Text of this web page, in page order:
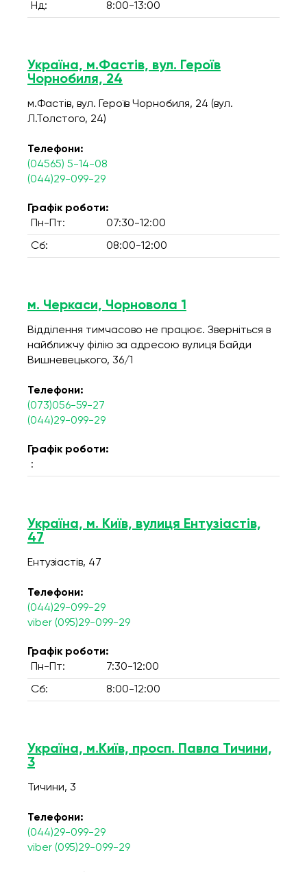
Нд: 8:00-13:00
Україна, м.Фастів, вул. Героїв
Чорнобиля, 24
м.Фастів, вул. Героїв Чорнобиля, 24 (вул.
Л.Толстого, 24)
Телефони:
(04565) 5-14-08
(044)29-099-29
Графік роботи:
Пн-Пт:
07:30-12:00
Сб: 08:00-12:00
м. Черкаси, Чорновола 1
Відділення тимчасово не працює. Зверніться в
найближчу філію за адресою вулиця Байди
Вишневецького, 36/1
Телефони:
(073)056-59-27
(044)29-099-29
Графік роботи:
:
Україна, м. Київ, вулиця Ентузіастів,
47
Ентузіастів, 47
Телефони:
(044)29-099-29
viber (095)29-099-29
Графік роботи:
Пн-Пт:
7:30-12:00
Сб: 8:00-12:00
Україна, м.Київ, просп. Павла Тичини,
3
Тичини, 3
Телефони:
(044)29-099-29
viber (095)29-099-29